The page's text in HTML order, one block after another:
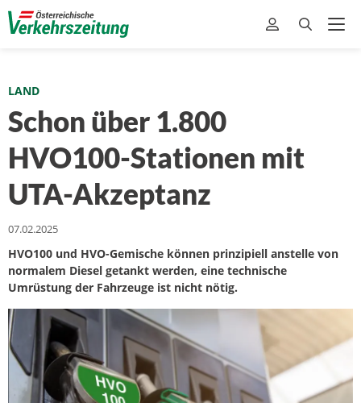
LAND
Schon über 1.800
HVO100-Stationen mit
UTA-Akzeptanz
07.02.2025
HVO100 und HVO-Gemische können prinzipiell anstelle von
normalem Diesel getankt werden, eine technische
Umrüstung der Fahrzeuge ist nicht nötig.